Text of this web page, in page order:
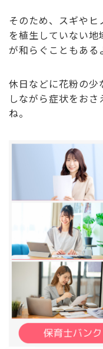
そのため、スギや
を植生していない地
が和らぐこともある
休日などに花粉の少
しながら症状をお
ね。